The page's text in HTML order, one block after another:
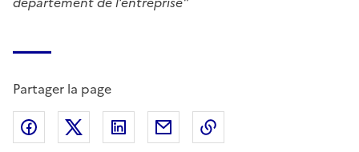
Partager la page
Partager sur Facebook
Partager sur X (anciennement Twitter)
Partager sur LinkedIn
Partager par email